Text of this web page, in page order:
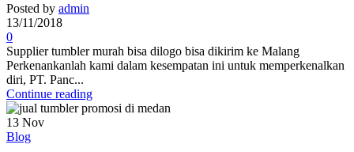
Posted by admin
13/11/2018
0
Supplier tumbler murah bisa dilogo bisa dikirim ke Malang
Perkenankanlah kami dalam kesempatan ini untuk memperkenalkan
diri, PT. Panc...
Continue reading
13 Nov
Blog